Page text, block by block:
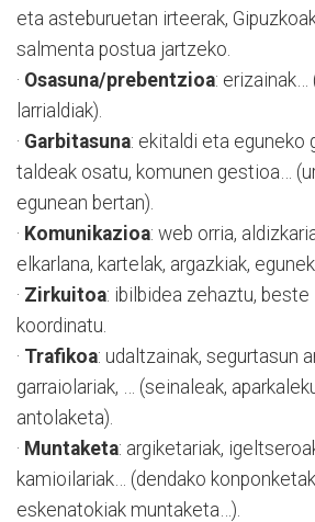
eta asteburuetan irteerak,
salmenta postua jartzeko.
· Osasuna/prebentzioa:
larrialdiak).
· Garbitasuna: ekitaldi eta eguneko
taldeak osatu, komunen gestioa…
egunean bertan).
· Komunikazioa: web orria,
elkarlana, kartelak, argazkiak,
· Zirkuitoa: ibilbidea zehaztu,
koordinatu.
· Trafikoa: udaltzainak, segurtasun
garraiolariak, … (seinaleak,
antolaketa).
· Muntaketa: argiketariak,
kamioilariak… (dendako
eskenatokiak muntaketa…).